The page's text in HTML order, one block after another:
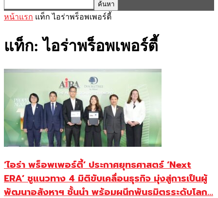
หน้าแรก แท็ก ไอร่าพร็อพเพอร์ตี้
แท็ก: ไอร่าพร็อพเพอร์ตี้
‘ไอร่า พร็อพเพอร์ตี้’ ประกาศยุทธศาสตร์ ‘Next
ERA’ ชูแนวทาง 4 มิติขับเคลื่อนธุรกิจ มุ่งสู่การเป็นผู้
พัฒนาอสังหาฯ ชั้นนำ พร้อมผนึกพันธมิตรระดับโลก...